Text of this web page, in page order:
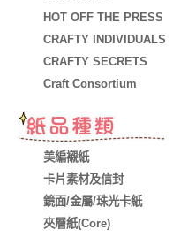
HOT OFF THE PRESS
CRAFTY INDIVIDUALS
CRAFTY SECRETS
Craft Consortium
美編襯紙
卡片素材及信封
鏡面/金屬/珠光卡紙
夾層紙(Core)